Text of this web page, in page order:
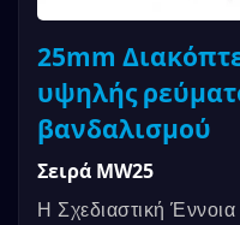
25mm
υψηλής
βανδαλισμού
Σειρά MW25
Η Σχεδιαστική